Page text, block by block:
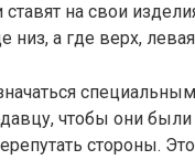
ставят на свои
низ, а где верх,
чтобы они
стороны.